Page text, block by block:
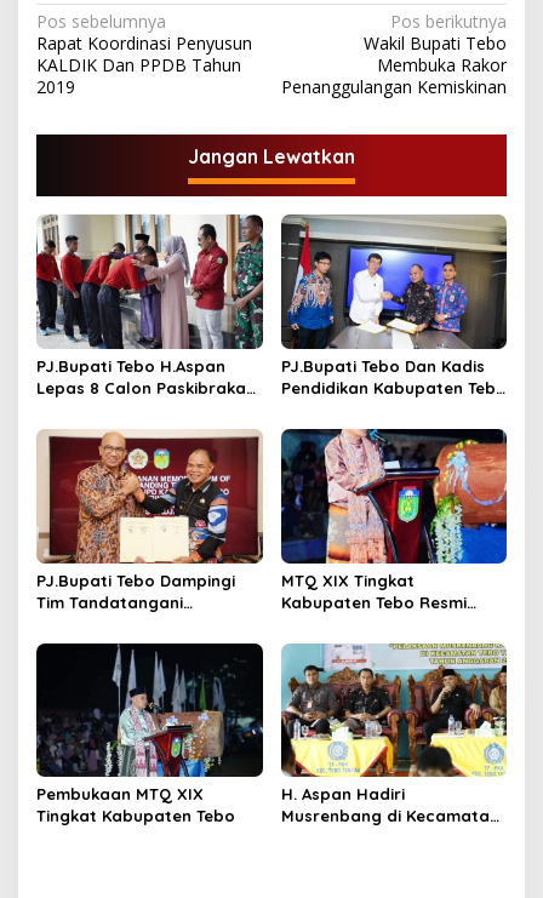
N
a
v
i
a
s
i
p
o
s
Pos sebelumnya
Rapat Koordinasi Penyusun
KALDIK Dan PPDB Tahun
2019
Pos berikutnya
Wakil Bupati Tebo
Membuka Rakor
Penanggulangan Kemiskinan
Jangan Lewatkan
PJ.Bupati Tebo H.Aspan
Lepas 8 Calon Paskibraka
PJ.Bupati Tebo Dan Kadis
Pendidikan Kabupaten Tebo
Program GASING
PJ.Bupati Tebo Dampingi
Tim Tandatangani
Dengan UGM Tentang
RPJPD 2025 – 2045
MTQ XIX Tingkat
Kabupaten Tebo Resmi
Aspan ST Rimbo Ilir Jadi
Juara Umum
Pembukaan MTQ XIX
Tingkat Kabupaten Tebo
H. Aspan Hadiri
Musrenbang di Kecamatan